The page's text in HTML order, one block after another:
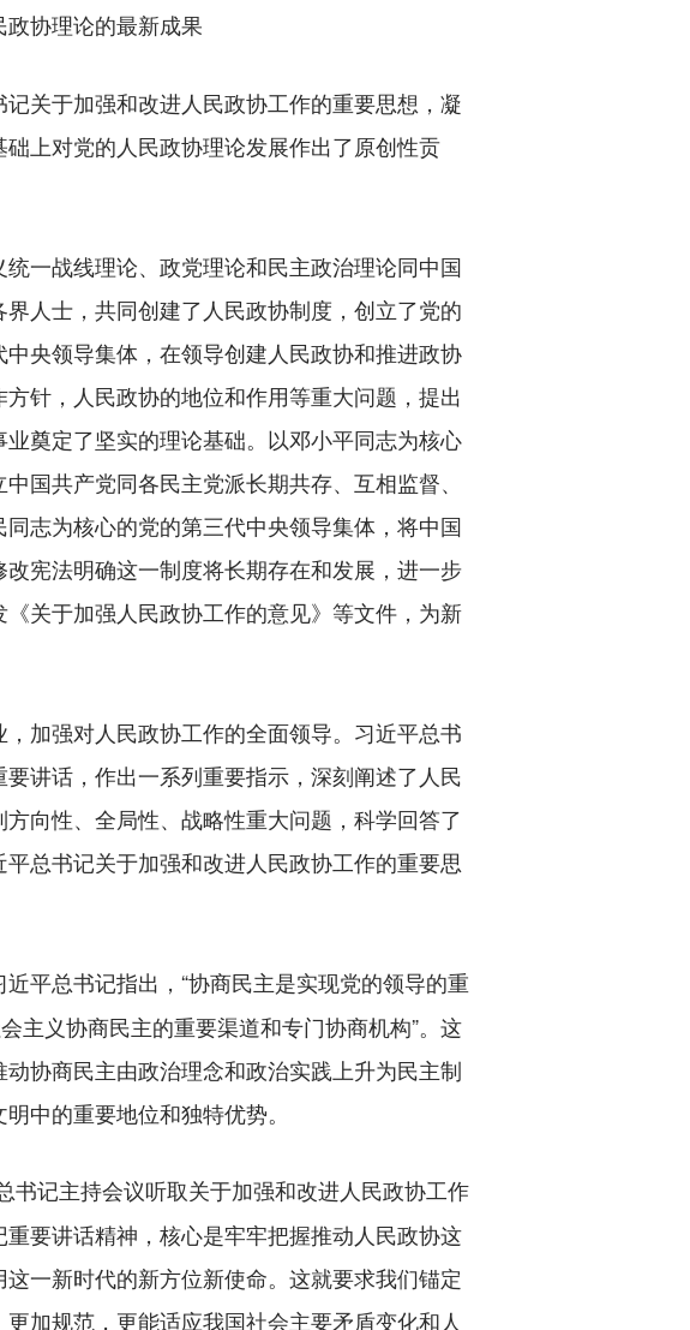
协理论的最新成果
关于加强和改进人民政协工作的重要思想，凝
上对党的人民政协理论发展作出了原创性贡
一战线理论、政党理论和民主政治理论同中国
人士，共同创建了人民政协制度，创立了党的
央领导集体，在领导创建人民政协和推进政协
针，人民政协的地位和作用等重大问题，提出
奠定了坚实的理论基础。以邓小平同志为核心
国共产党同各民主党派长期共存、互相监督、
志为核心的党的第三代中央领导集体，将中国
宪法明确这一制度将长期存在和发展，进一步
关于加强人民政协工作的意见》等文件，为新
加强对人民政协工作的全面领导。习近平总书
讲话，作出一系列重要指示，深刻阐述了人民
向性、全局性、战略性重大问题，科学回答了
总书记关于加强和改进人民政协工作的重要思
近平总书记指出，“协商民主是实现党的领导的重
主义协商民主的重要渠道和专门协商机构”。这
协商民主由政治理念和政治实践上升为民主制
中的重要地位和独特优势。
书记主持会议听取关于加强和改进人民政协工作
要讲话精神，核心是牢牢把握推动人民政协这
一新时代的新方位新使命。这就要求我们锚定
加规范，更能适应我国社会主要矛盾变化和人